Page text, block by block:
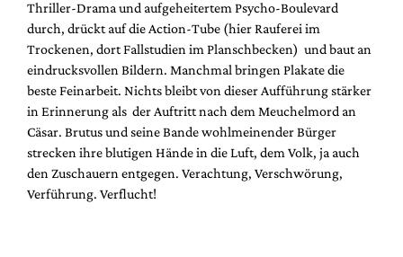
Thriller-Drama und aufgeheitertem Psycho-Boulevard
durch, drückt auf die Action-Tube (hier Rauferei im
Trockenen, dort Fallstudien im Planschbecken) und baut an
eindrucksvollen Bildern. Manchmal bringen Plakate die
beste Feinarbeit. Nichts bleibt von dieser Aufführung stärker
in Erinnerung als der Auftritt nach dem Meuchelmord an
Cäsar. Brutus und seine Bande wohlmeinender Bürger
strecken ihre blutigen Hände in die Luft, dem Volk, ja auch
den Zuschauern entgegen. Verachtung, Verschwörung,
Verführung. Verflucht!